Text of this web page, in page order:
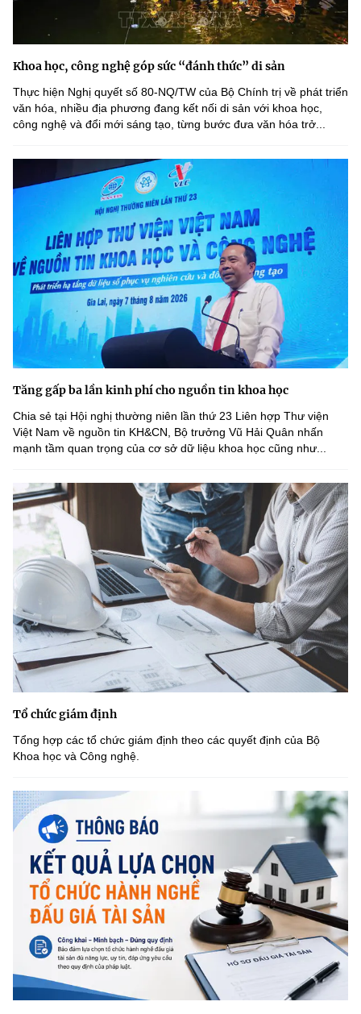
Khoa học, công nghệ góp sức “đánh thức” di sản
Thực hiện Nghị quyết số 80-NQ/TW của Bộ Chính trị về phát triển
văn hóa, nhiều địa phương đang kết nối di sản với khoa học,
công nghệ và đổi mới sáng tạo, từng bước đưa văn hóa trở...
Tăng gấp ba lần kinh phí cho nguồn tin khoa học
Chia sẻ tại Hội nghị thường niên lần thứ 23 Liên hợp Thư viện
Việt Nam về nguồn tin KH&CN, Bộ trưởng Vũ Hải Quân nhấn
mạnh tầm quan trọng của cơ sở dữ liệu khoa học cũng như...
Tổ chức giám định
Tổng hợp các tổ chức giám định theo các quyết định của Bộ
Khoa học và Công nghệ.